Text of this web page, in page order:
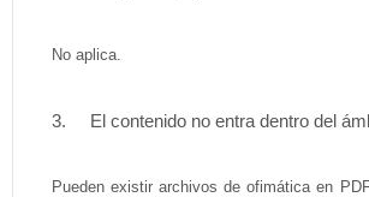
No aplica.
El contenido no entra dentro del
Pueden existir archivos de ofimática en